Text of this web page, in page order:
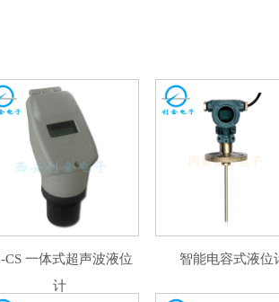
CS 一体式超声波液位
计
智能电容式液位